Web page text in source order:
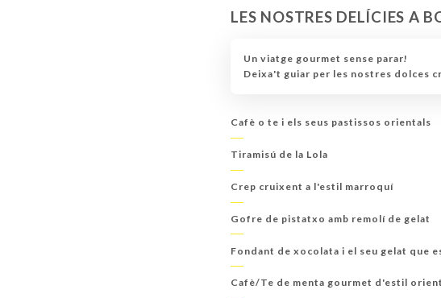
LES NOSTRES DELÍCIES A
Un viatge gourmet sense parar!
Deixa't guiar per les nostres dolces
Cafè o te i els seus pastissos orientals
Tiramisú de la Lola
Crep cruixent a l'estil marroquí
Gofre de pistatxo amb remolí de gelat
Fondant de xocolata i el seu gelat que
Cafè/Te de menta gourmet d'estil